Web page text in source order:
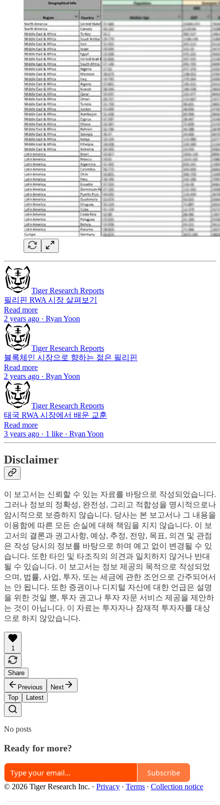
Tiger Research Reports
필리핀 RWA 시장 살펴보기
Read more
2 years ago · Ryan Yoon
Tiger Research Reports
블록체인 시장으로 향하는 젊은 필리핀
Read more
2 years ago · Ryan Yoon
Tiger Research Reports
태국 RWA 시장에서 배운 교훈
Read more
3 years ago · 1 like · Ryan Yoon
Disclaimer
이 보고서는 신뢰할 수 있는 자료를 바탕으로 작성되었습니다.
그러나 정보의 정확성, 완전성, 그리고 적합성을 명시적으로나
암시적으로 보증하지 않습니다. 당사는 본 보고서나 그 내용을
이용함에 따른 모든 손실에 대해 책임을 지지 않습니다. 이 보
고서의 결론과 권고사항, 예상, 추정, 전망, 목표, 의견 및 관점
은 작성 당시의 정보를 바탕으로 하며 예고 없이 변경될 수 있
습니다. 또한 타인 및 타조직의 의견과 일치하지 않거나 반대
될 수 있습니다. 이 보고서는 정보 제공의 목적으로 작성되었
으며, 법률, 사업, 투자, 또는 세금에 관한 조언으로 간주되어서
는 안 됩니다. 또한 증권이나 디지털 자산에 대한 언급은 설명
을 위한 것일 뿐, 투자 권고나 투자 자문 서비스 제공을 제안하
는 것이 아닙니다. 이 자료는 투자자나 잠재적 투자자를 대상
으로 하지 않았습니다.
1
Share
Previous
Next
Top
Latest
No posts
Ready for more?
Subscribe
© 2026 Tiger Research Inc. · Privacy ∙ Terms ∙ Collection notice